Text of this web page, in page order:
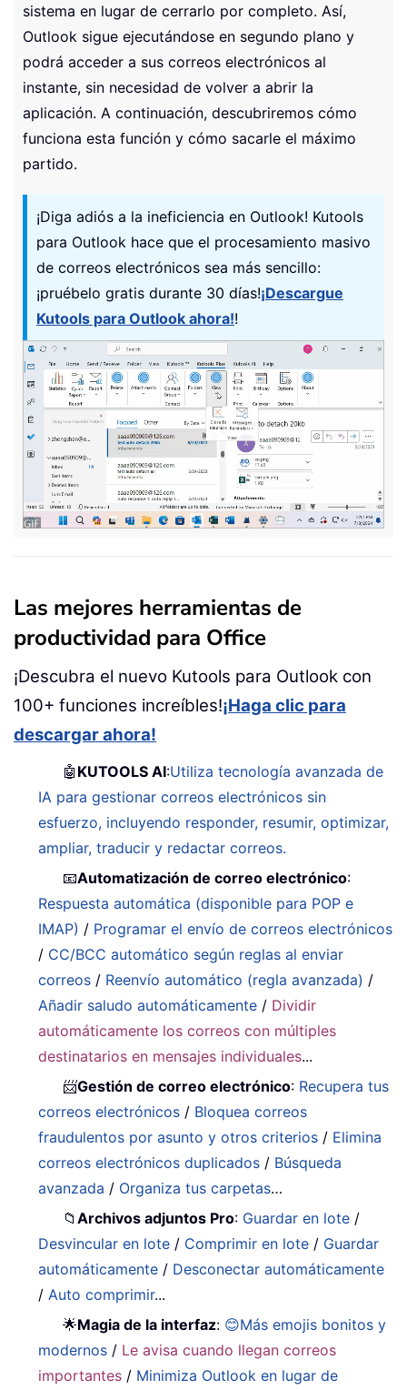
sistema en lugar de cerrarlo por completo. Así,
Outlook sigue ejecutándose en segundo plano y
podrá acceder a sus correos electrónicos al
instante, sin necesidad de volver a abrir la
aplicación. A continuación, descubriremos cómo
funciona esta función y cómo sacarle el máximo
partido.
¡Diga adiós a la ineficiencia en Outlook! Kutools
para Outlook hace que el procesamiento masivo
de correos electrónicos sea más sencillo:
¡pruébelo gratis durante 30 días!¡Descargue
Kutools para Outlook ahora!!
Las mejores herramientas de
productividad para Office
¡Descubra el nuevo Kutools para Outlook con
100+ funciones increíbles!¡Haga clic para
descargar ahora!
🤖 KUTOOLS AI:Utiliza tecnología avanzada de
IA para gestionar correos electrónicos sin
esfuerzo, incluyendo responder, resumir, optimizar,
ampliar, traducir y redactar correos.
📧Automatización de correo electrónico:
Respuesta automática (disponible para POP e
IMAP) / Programar el envío de correos electrónicos
/ CC/BCC automático según reglas al enviar
correos / Reenvío automático (regla avanzada) /
Añadir saludo automáticamente / Dividir
automáticamente los correos con múltiples
destinatarios en mensajes individuales...
📨Gestión de correo electrónico: Recupera tus
correos electrónicos / Bloquea correos
fraudulentos por asunto y otros criterios / Elimina
correos electrónicos duplicados / Búsqueda
avanzada / Organiza tus carpetas…
📁Archivos adjuntos Pro: Guardar en lote /
Desvincular en lote / Comprimir en lote / Guardar
automáticamente / Desconectar automáticamente
/ Auto comprimir...
🌟Magia de la interfaz: 😊Más emojis bonitos y
modernos / Le avisa cuando llegan correos
importantes / Minimiza Outlook en lugar de